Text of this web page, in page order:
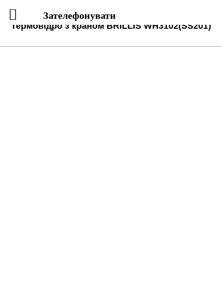
Термовідро з краном BRILLIS WH3102(SS201)
Зателефонувати